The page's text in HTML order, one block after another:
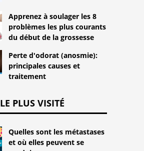
Apprenez à soulager les 8
problèmes les plus courants
du début de la grossesse
Perte d'odorat (anosmie):
principales causes et
traitement
LE PLUS VISITÉ
Quelles sont les métastases
et où elles peuvent se